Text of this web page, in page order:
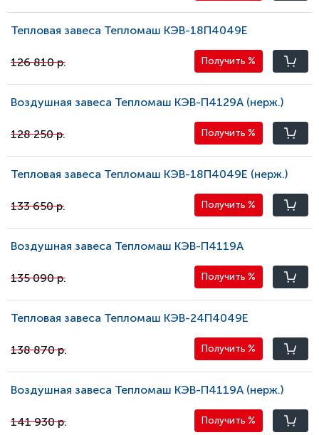
Тепловая завеса Тепломаш КЭВ-18П4049Е
126 810 р. Получить %
Воздушная завеса Тепломаш КЭВ-П4129A (нерж.)
128 250 р. Получить %
Тепловая завеса Тепломаш КЭВ-18П4049E (нерж.)
133 650 р. Получить %
Воздушная завеса Тепломаш КЭВ-П4119A
135 090 р. Получить %
Тепловая завеса Тепломаш КЭВ-24П4049Е
138 870 р. Получить %
Воздушная завеса Тепломаш КЭВ-П4119A (нерж.)
141 930 р. Получить %